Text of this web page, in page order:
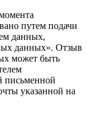
путем подачи
данных,
данных». Отзыв
может быть
письменной
указанной на